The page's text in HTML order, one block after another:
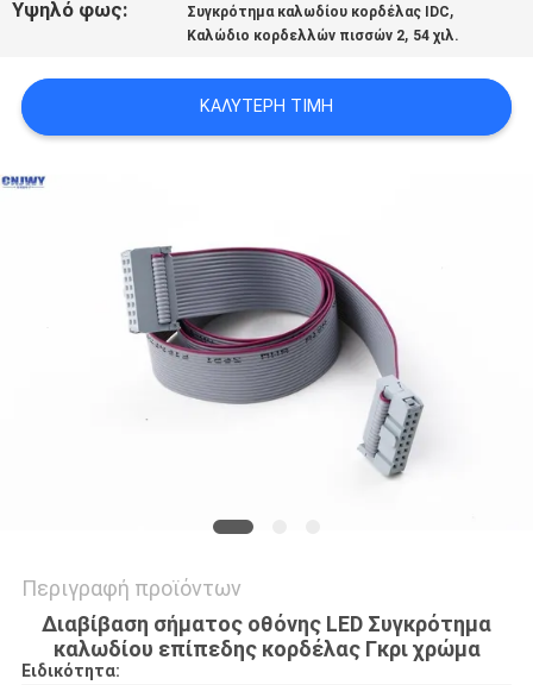
NEWS
PRIVACY
Υψηλό φως: Συγκρότημα καλωδίου κορδέλας IDC,
Καλώδιο κορδελλών πισσών 2, 54 χιλ.
ΚΑΛΎΤΕΡΗ ΤΙΜΉ
Περιγραφή προϊόντων
Διαβίβαση σήματος οθόνης LED Συγκρότημα
καλωδίου επίπεδης κορδέλας Γκρι χρώμα
Ειδικότητα: